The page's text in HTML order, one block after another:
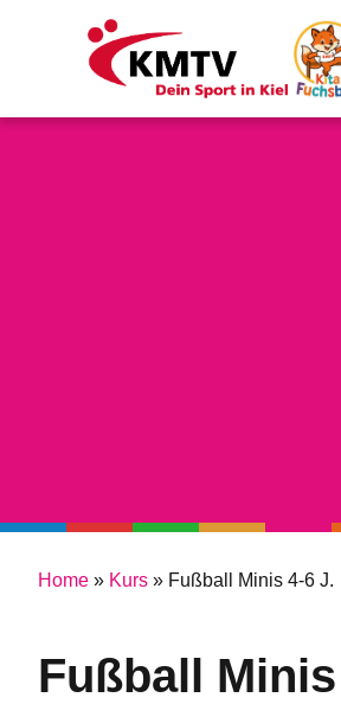
Mitgliederportal
Home » Kurs » Fußball Minis 4-6 J.
Fußball